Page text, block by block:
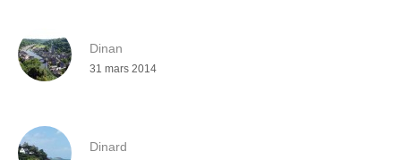
Dinan
31 mars 2014
Dinard